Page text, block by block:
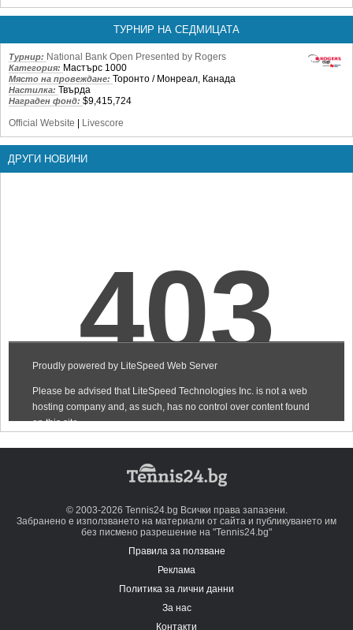
ТУРНИР НА СЕДМИЦАТА
Турнир: National Bank Open Presented by Rogers
Категория: Мастърс 1000
Място на провеждане: Торонто / Монреал, Канада
Настилка: Твърда
Награден фонд: $9,415,724
Official Website | Livescore
ДРУГИ НОВИНИ
© 2003-2026 Tennis24.bg Всички права запазени.
Забранено е използването на материали от сайта и публикуването им
без писмено разрешение на "Tennis24.bg"
Правила за ползване
Реклама
Политика за лични данни
За нас
Контакти